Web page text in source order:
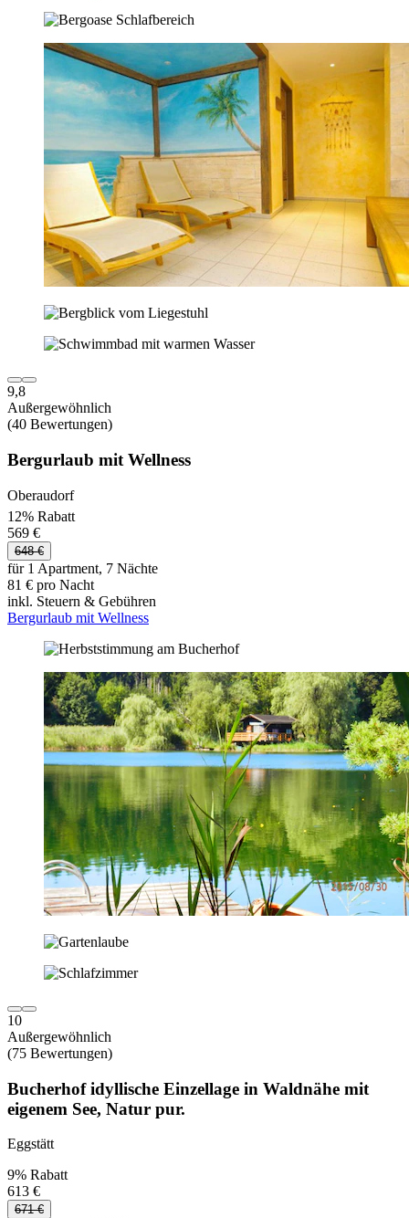
9,8
Außergewöhnlich
(40 Bewertungen)
Bergurlaub mit Wellness
Oberaudorf
12% Rabatt
569 €
648 €
für 1 Apartment, 7 Nächte
81 € pro Nacht
inkl. Steuern & Gebühren
Bergurlaub mit Wellness
10
Außergewöhnlich
(75 Bewertungen)
Bucherhof idyllische Einzellage in Waldnähe mit
eigenem See, Natur pur.
Eggstätt
9% Rabatt
613 €
671 €